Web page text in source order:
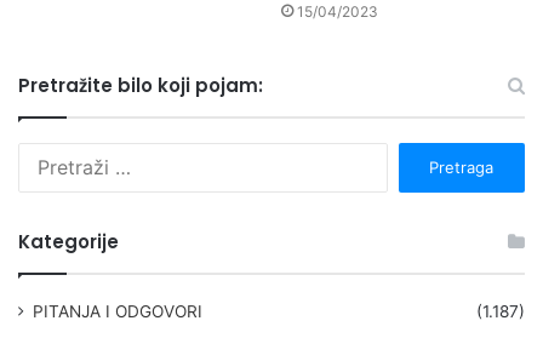
15/04/2023
Pretražite bilo koji pojam:
Kategorije
PITANJA I ODGOVORI (1.187)